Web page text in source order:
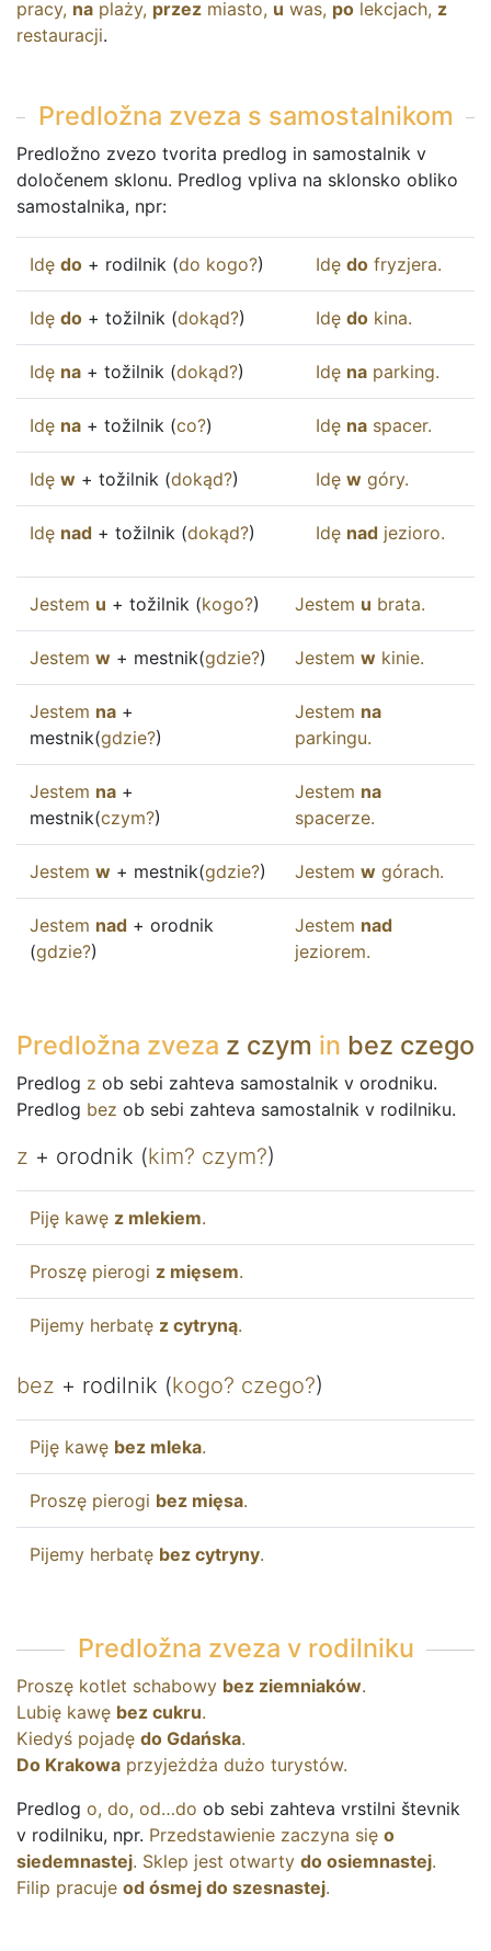
pracy, na plaży, przez miasto, u was, po lekcjach, z
restauracji.
Predložna zveza s samostalnikom
Predložno zvezo tvorita predlog in samostalnik v
določenem sklonu. Predlog vpliva na sklonsko obliko
samostalnika, npr:
Idę do + rodilnik (do kogo?) Idę do fryzjera.
Idę do + tožilnik (dokąd?) Idę do kina.
Idę na + tožilnik (dokąd?) Idę na parking.
Idę na + tožilnik (co?) Idę na spacer.
Idę w + tožilnik (dokąd?) Idę w góry.
Idę nad + tožilnik (dokąd?) Idę nad jezioro.
Jestem u + tožilnik (kogo?) Jestem u brata.
Jestem w + mestnik(gdzie?) Jestem w kinie.
Jestem na +
mestnik(gdzie?)
Jestem na
parkingu.
Jestem na +
mestnik(czym?)
Jestem na
spacerze.
Jestem w + mestnik(gdzie?) Jestem w górach.
Jestem nad + orodnik
(gdzie?)
Jestem nad
jeziorem.
Predložna zveza z czym in bez czego
Predlog z ob sebi zahteva samostalnik v orodniku.
Predlog bez ob sebi zahteva samostalnik v rodilniku.
z + orodnik (kim? czym?)
Piję kawę z mlekiem.
Proszę pierogi z mięsem.
Pijemy herbatę z cytryną.
bez + rodilnik (kogo? czego?)
Piję kawę bez mleka.
Proszę pierogi bez mięsa.
Pijemy herbatę bez cytryny.
Predložna zveza v rodilniku
Proszę kotlet schabowy bez ziemniaków.
Lubię kawę bez cukru.
Kiedyś pojadę do Gdańska.
Do Krakowa przyjeżdża dużo turystów.
Predlog o, do, od…do ob sebi zahteva vrstilni števnik
v rodilniku, npr. Przedstawienie zaczyna się o
siedemnastej. Sklep jest otwarty do osiemnastej.
Filip pracuje od ósmej do szesnastej.